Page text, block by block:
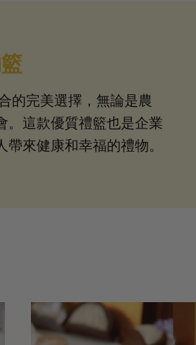
的完美選擇，無論是農
。這款優質禮籃也是企業
來健康和幸福的禮物。